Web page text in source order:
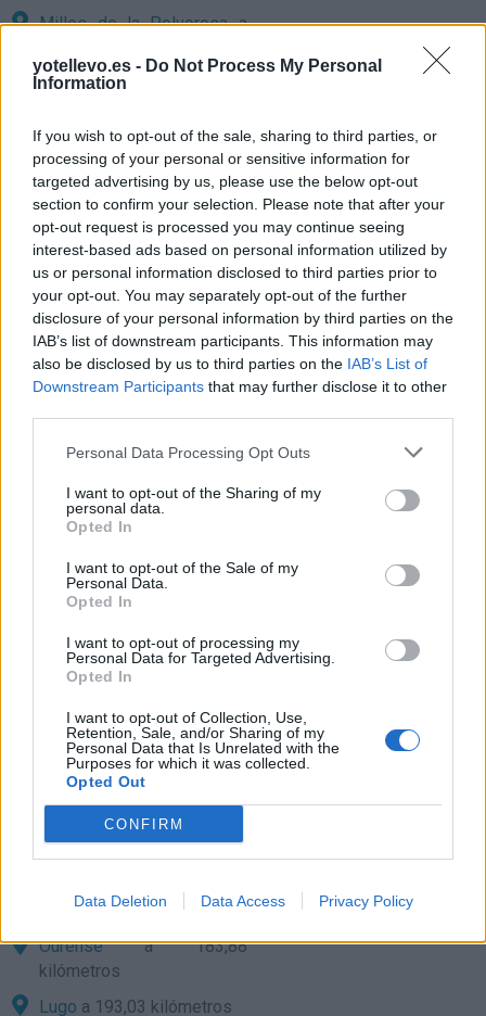
yotellevo.es - Do Not Process My Personal
Information
If you wish to opt-out of the sale, sharing to third parties, or
processing of your personal or sensitive information for
targeted advertising by us, please use the below opt-out
section to confirm your selection. Please note that after your
opt-out request is processed you may continue seeing
interest-based ads based on personal information utilized by
us or personal information disclosed to third parties prior to
your opt-out. You may separately opt-out of the further
disclosure of your personal information by third parties on the
IAB’s list of downstream participants. This information may
also be disclosed by us to third parties on the IAB’s List of
Downstream Participants that may further disclose it to other
Personal Data Processing Opt Outs
I want to opt-out of the Sharing of my
personal data.
Opted In
I want to opt-out of the Sale of my
Personal Data.
Opted In
I want to opt-out of processing my
Personal Data for Targeted Advertising.
Opted In
I want to opt-out of Collection, Use,
Retention, Sale, and/or Sharing of my
Personal Data that Is Unrelated with the
Purposes for which it was collected.
Opted Out
CONFIRM
Data Deletion Data Access Privacy Policy
Milles de la Polvorosaa
Villanueva de Azoague
Santa Cristina de la
Polvorosaa 6,20
kilómetros
Benaventea 6,73
kilómetros
Burganes de Valverdea
7,28 kilómetros
Santoveniaa 7,46
kilómetros
Villanázara 7,56
Leóna 76,69 kilómetros
kilómetros
Palenciaa 96,79
Salamancaa 108,40
kilómetros
Oviedoa 157,79
kilómetros
Avilaa 165,81 kilómetros
a 170,57
kilómetros
kilómetros
Ourensea 183,88
kilómetros
Lugo a 193,03 kilómetros
cómo llegar
a Arcos de la
Precios de la
gasolina en Arcos de
la Polvorosa